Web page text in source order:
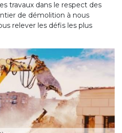
travaux dans le respect des
de démolition à nous
relever les défis les plus